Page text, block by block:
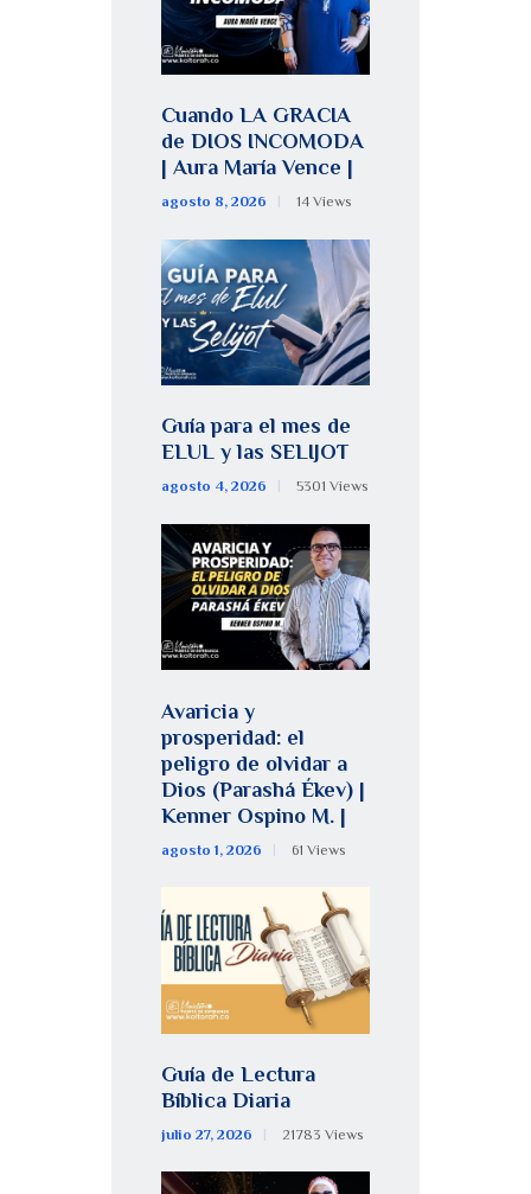
Cuando LA GRACIA
de DIOS INCOMODA
| Aura María Vence |
agosto 8, 2026 14 Views
Guía para el mes de
ELUL y las SELIJOT
agosto 4, 2026 5301 Views
Avaricia y
prosperidad: el
peligro de olvidar a
Dios (Parashá Ékev) |
Kenner Ospino M. |
agosto 1, 2026 61 Views
Guía de Lectura
Bíblica Diaria
julio 27, 2026 21783 Views